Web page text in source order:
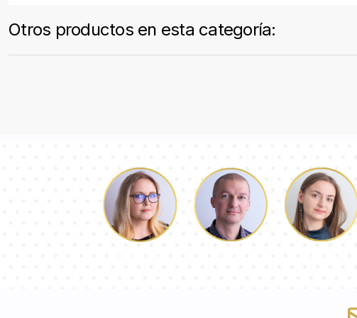
Otros productos en esta categoría: